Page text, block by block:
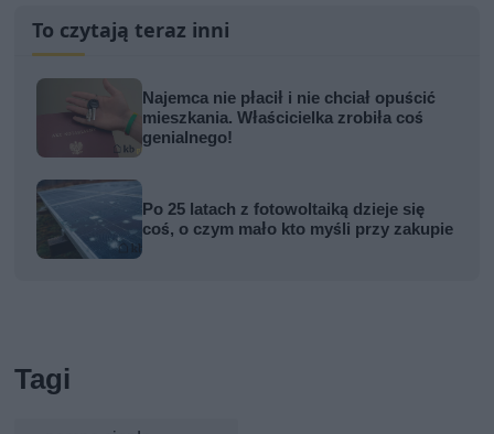
To czytają teraz inni
Najemca nie płacił i nie chciał opuścić
mieszkania. Właścicielka zrobiła coś
genialnego!
Po 25 latach z fotowoltaiką dzieje się
coś, o czym mało kto myśli przy zakupie
Tagi